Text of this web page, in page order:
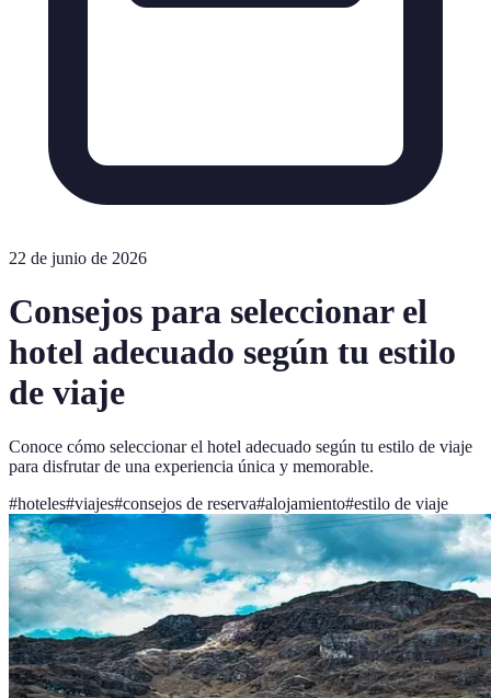
22 de junio de 2026
Consejos para seleccionar el
hotel adecuado según tu estilo
de viaje
Conoce cómo seleccionar el hotel adecuado según tu estilo de viaje
para disfrutar de una experiencia única y memorable.
#hoteles#viajes#consejos de reserva#alojamiento#estilo de viaje